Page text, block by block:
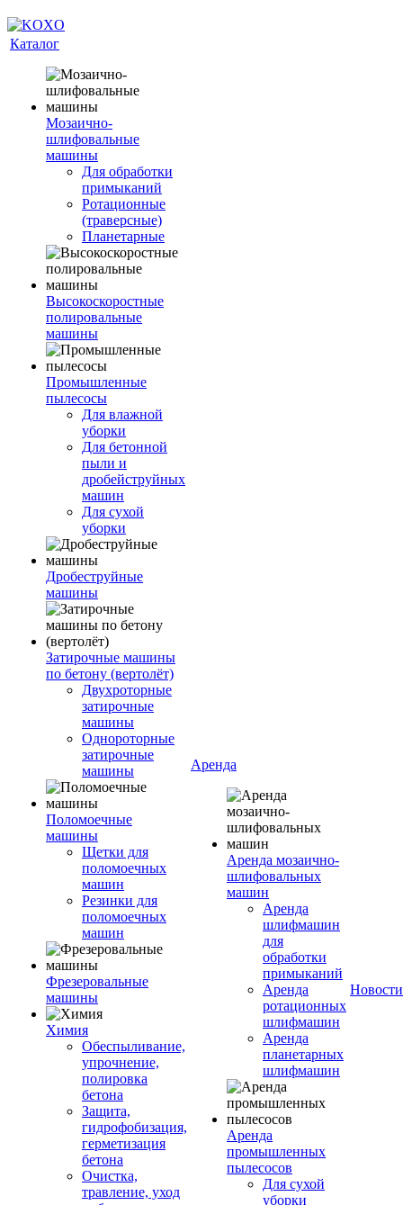
Каталог
Мозаично-
шлифовальные
машины
Для обработки
примыканий
Ротационные
(траверсные)
Планетарные
Высокоскоростные
полировальные
машины
Промышленные
пылесосы
Для влажной
уборки
Для бетонной
пыли и
дробейструйных
машин
Для сухой
уборки
Дробеструйные
машины
Затирочные машины
по бетону (вертолёт)
Двухроторные
затирочные
машины
Однороторные
затирочные
машины
Поломоечные
машины
Щетки для
поломоечных
машин
Резинки для
поломоечных
машин
Фрезеровальные
машины
Химия
Обеспыливание,
упрочнение,
полировка
бетона
Защита,
гидрофобизация,
герметизация
бетона
Очистка,
травление, уход
Аренда
Аренда мозаично-
шлифовальных
машин
Аренда
шлифмашин
для
обработки
примыканий
Аренда
ротационных
шлифмашин
Аренда
планетарных
шлифмашин
Аренда
промышленных
пылесосов
Для сухой
уборки
Новости